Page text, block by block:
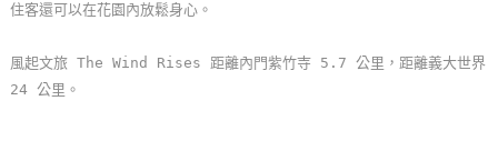
客
服
住客還可以在花園內放鬆身心。
風起文旅 The Wind Rises 距離內門紫竹寺 5.7 公里，距離義大世界
24 公里。